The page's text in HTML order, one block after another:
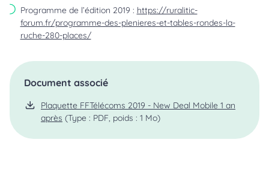
Programme de l’édition 2019 : https://ruralitic-
forum.fr/programme-des-plenieres-et-tables-rondes-la-
ruche-280-places/
Document associé
Plaquette FFTélécoms 2019 - New Deal Mobile 1 an
après (Type : PDF, poids : 1 Mo)